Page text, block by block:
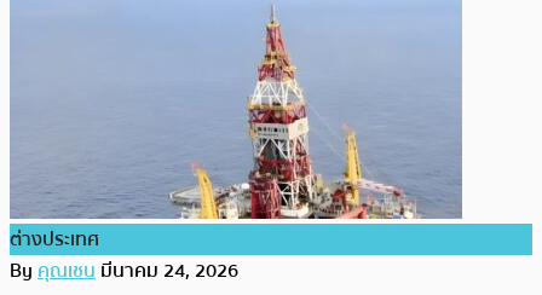
ต่างประเทศ
Byคุณเชนมีนาคม 24, 2026